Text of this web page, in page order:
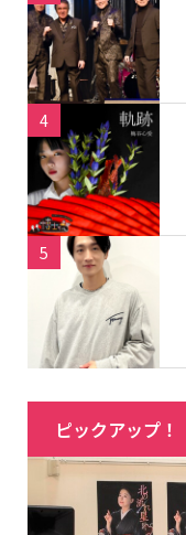
4
5
ピックアップ！